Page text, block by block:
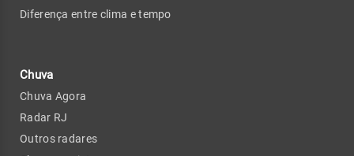
Diferença entre clima e tempo
Chuva
Chuva Agora
Radar RJ
Outros radares